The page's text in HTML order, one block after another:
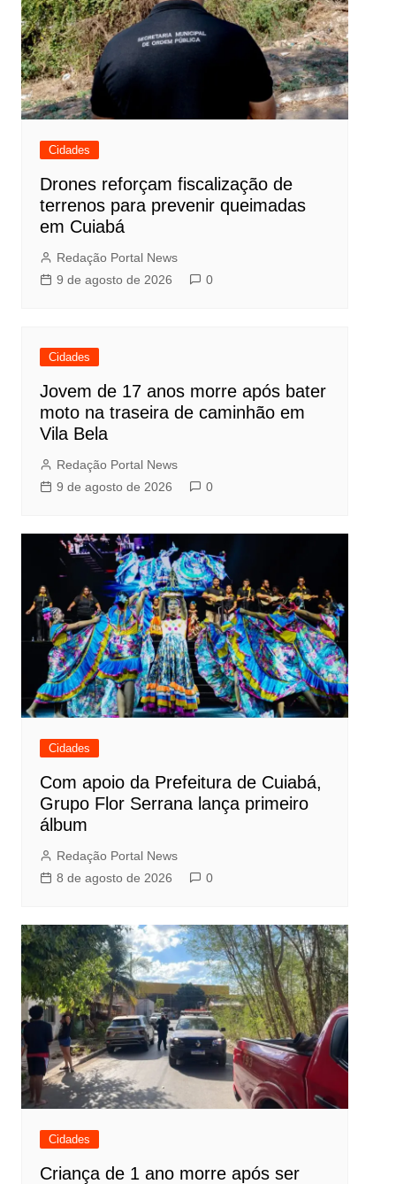
Cidades
Drones reforçam fiscalização de
terrenos para prevenir queimadas
em Cuiabá
Redação Portal News
9 de agosto de 2026
0
Cidades
Jovem de 17 anos morre após bater
moto na traseira de caminhão em
Vila Bela
Redação Portal News
9 de agosto de 2026
0
Cidades
Com apoio da Prefeitura de Cuiabá,
Grupo Flor Serrana lança primeiro
álbum
Redação Portal News
8 de agosto de 2026
0
Cidades
Criança de 1 ano morre após ser